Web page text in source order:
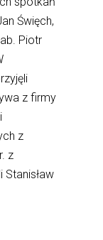
Święch,
Piotr
z firmy
z
z